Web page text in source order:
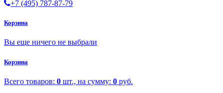
+7 (495) 787-87-79
Корзина
Вы еще ничего не выбрали
Корзина
Всего товаров: 0 шт., на сумму: 0 руб.